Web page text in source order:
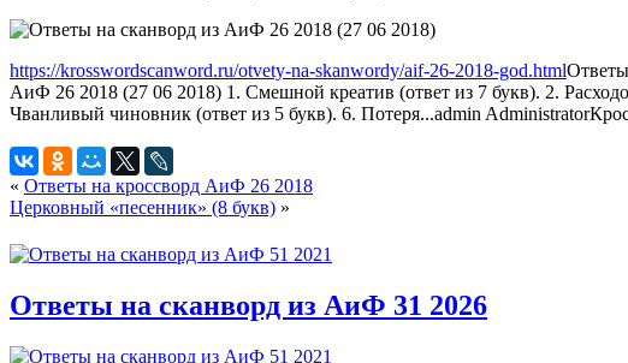
https://krosswordscanword.ru/otvety-na-skanwordy/aif-26-2018-god.html
АиФ 26 2018 (27 06 2018) 1. Смешной креатив (ответ из 7 букв). 2.
Чванливый чиновник (ответ из 5 букв). 6. Потеря...admin Administrator
« Ответы на кроссворд АиФ 26 2018
Церковный «песенник» (8 букв) »
Ответы на сканворд из АиФ 31 2026